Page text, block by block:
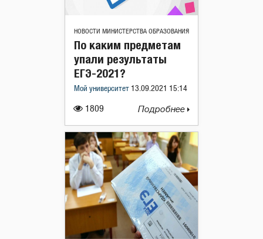
НОВОСТИ МИНИСТЕРСТВА ОБРАЗОВАНИЯ
1809
По каким предметам
упали результаты
ЕГЭ-2021?
Мой университет 13.09.2021 15:14
Подробнее